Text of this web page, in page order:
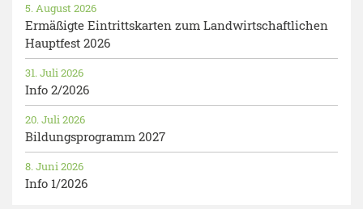
Ermäßigte Eintrittskarten zum Landwirtschaftlichen
Hauptfest 2026
5. August 2026
Info 2/2026
31. Juli 2026
Bildungsprogramm 2027
20. Juli 2026
Info 1/2026
8. Juni 2026